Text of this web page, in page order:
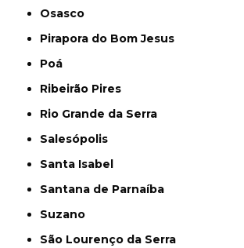
Osasco
Pirapora do Bom Jesus
Poá
Ribeirão Pires
Rio Grande da Serra
Salesópolis
Santa Isabel
Santana de Parnaíba
Suzano
São Lourenço da Serra